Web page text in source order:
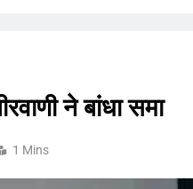
ने बांधा समा
1 Mins